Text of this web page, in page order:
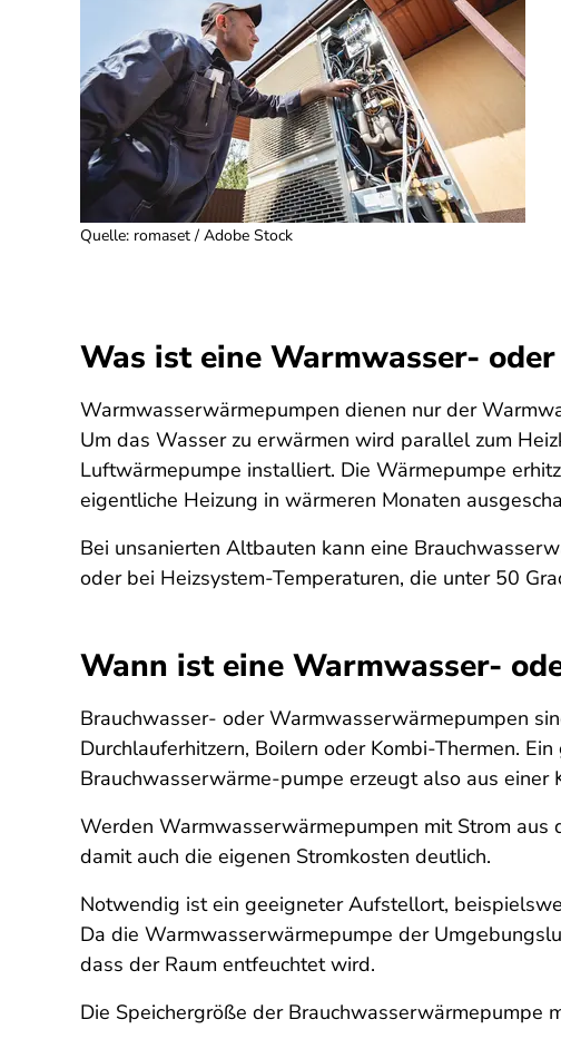
Quelle: romaset / Adobe Stock
Was ist eine Warmwasser-
Warmwasserwärmepumpen dienen nur der
Um das Wasser zu erwärmen wird parallel zum
Luftwärmepumpe installiert. Die Wärmepumpe
eigentliche Heizung in wärmeren Monaten
Bei unsanierten Altbauten kann eine
oder bei Heizsystem-Temperaturen, die unter 50
Wann ist eine Warmwasser-
Brauchwasser- oder Warmwasserwärmepumpen
Durchlauferhitzern, Boilern oder Kombi-Thermen.
Brauchwasserwärme-pumpe erzeugt also aus
Werden Warmwasserwärmepumpen mit Strom aus
damit auch die eigenen Stromkosten deutlich.
Notwendig ist ein geeigneter Aufstellort,
Da die Warmwasserwärmepumpe der
dass der Raum entfeuchtet wird.
Die Speichergröße der Brauchwasserwärmepumpe